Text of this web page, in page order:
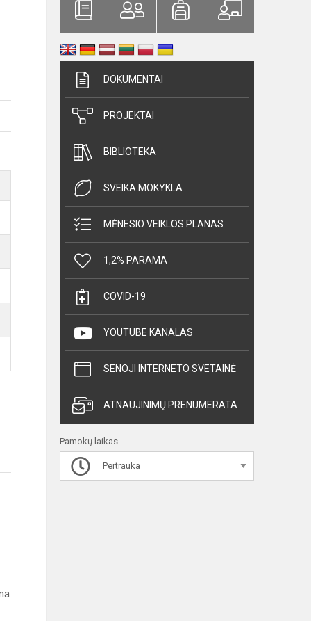
DOKUMENTAI
PROJEKTAI
BIBLIOTEKA
SVEIKA MOKYKLA
MĖNESIO VEIKLOS PLANAS
1,2% PARAMA
COVID-19
YOUTUBE KANALAS
SENOJI INTERNETO SVETAINĖ
ATNAUJINIMŲ PRENUMERATA
Pamokų laikas
Pertrauka